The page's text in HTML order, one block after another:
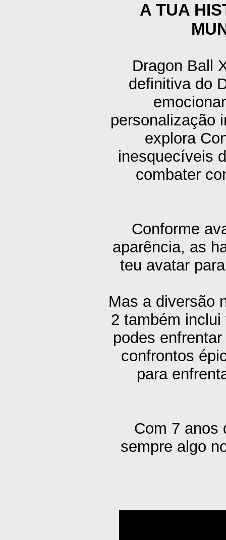
A TUA
Dragon Ball
definitiva do
personalização
explora
inesquecíveis
combater
Conforme
aparência, as
teu avatar
Mas a diversão
2 também
podes
confrontos
para
Com 7 anos
sempre algo